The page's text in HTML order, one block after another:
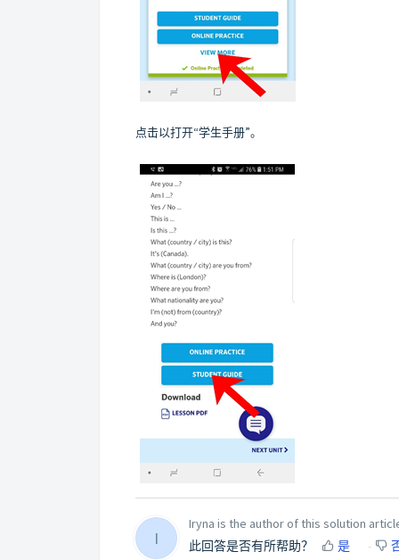
点击以打开“学生手册”。
I
Iryna is the author of this solution
此回答是否有所帮助？
是